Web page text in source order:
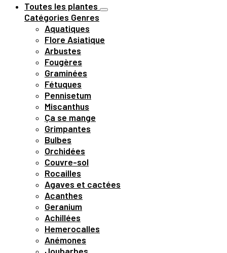
Toutes les plantes
Catégories Genres
Aquatiques
Flore Asiatique
Arbustes
Fougères
Graminées
Fétuques
Pennisetum
Miscanthus
Ça se mange
Grimpantes
Bulbes
Orchidées
Couvre-sol
Rocailles
Agaves et cactées
Acanthes
Geranium
Achillées
Hemerocalles
Anémones